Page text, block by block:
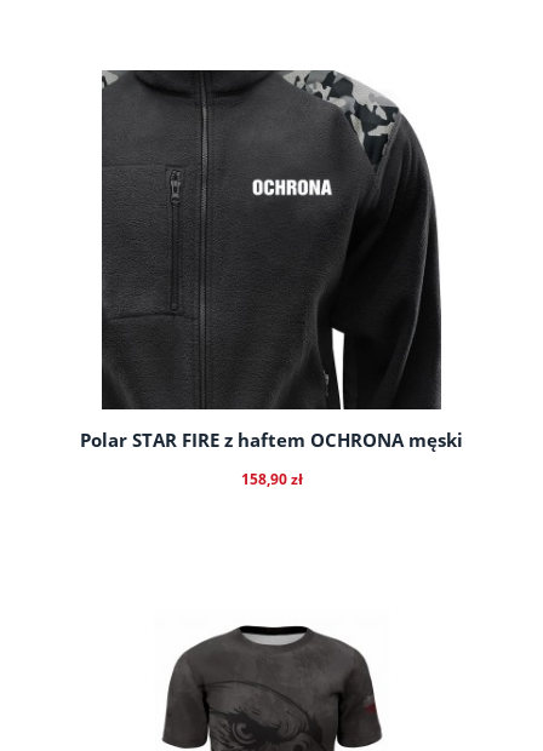
do koszyka
Polar STAR FIRE z haftem OCHRONA męski
158,90 zł
do koszyka